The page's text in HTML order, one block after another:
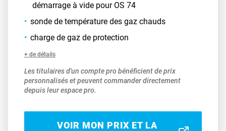
démarrage à vide pour OS 74
sonde de température des gaz chauds
charge de gaz de protection
+ de détails
Les titulaires d'un compte pro bénéficient de prix
personnalisés et peuvent commander directement
depuis leur espace pro.
VOIR MON PRIX ET LA